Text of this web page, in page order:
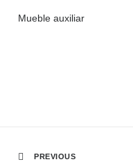
Mueble auxiliar
PREVIOUS